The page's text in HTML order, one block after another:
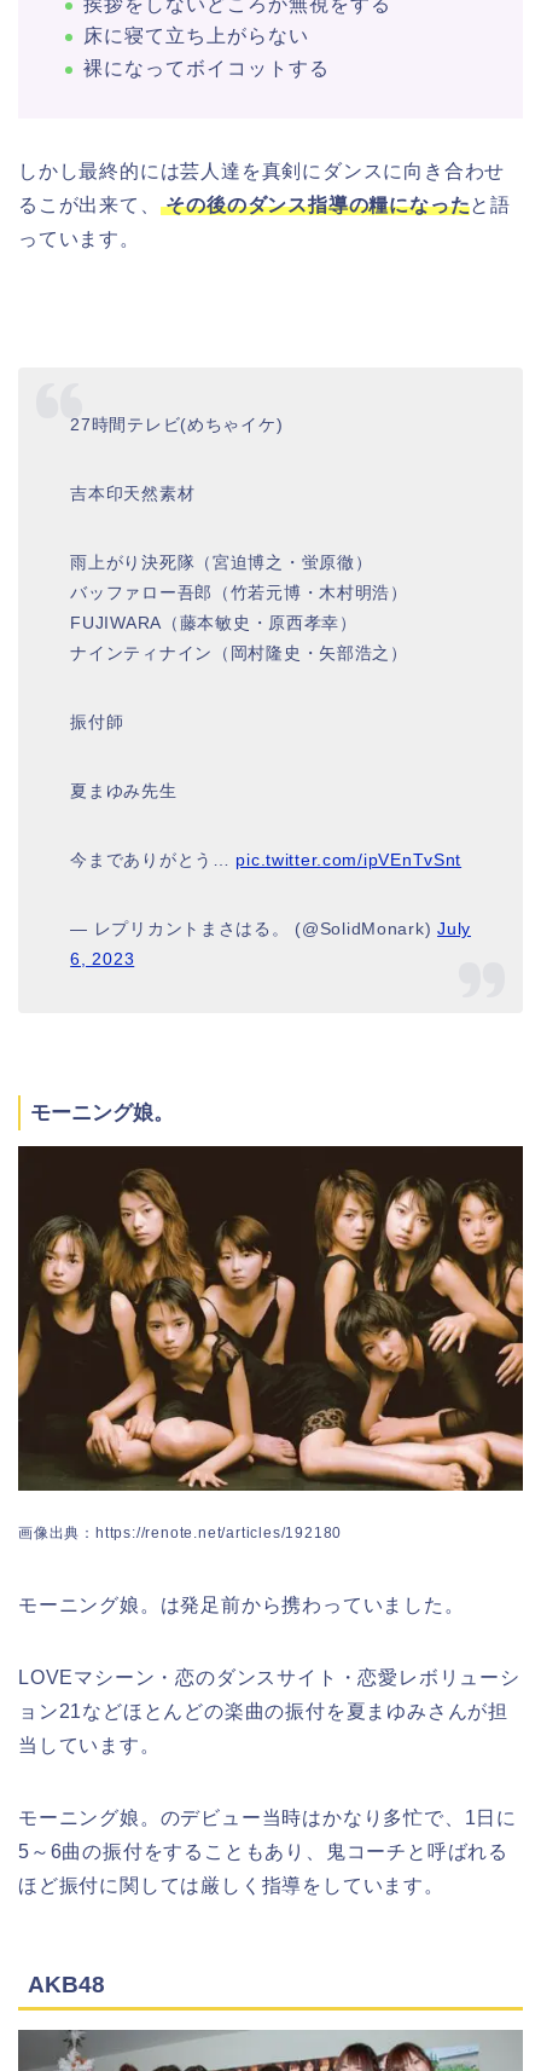
床に寝て立ち上がらない
裸になってボイコットする
しかし最終的には芸人達を真剣にダンスに向き合わせ
るこが出来て、 その後のダンス指導の糧になったと語
っています。
27時間テレビ(めちゃイケ)
吉本印天然素材
雨上がり決死隊（宮迫博之・蛍原徹）
バッファロー吾郎（竹若元博・木村明浩）
FUJIWARA（藤本敏史・原西孝幸）
ナインティナイン（岡村隆史・矢部浩之）
振付師
夏まゆみ先生
今までありがとう… pic.twitter.com/ipVEnTvSnt
— レプリカントまさはる。 (@SolidMonark)July
6, 2023
モーニング娘。
画像出典：https://renote.net/articles/192180
モーニング娘。は発足前から携わっていました。
LOVEマシーン・恋のダンスサイト・恋愛レボリューシ
ョン21などほとんどの楽曲の振付を夏まゆみさんが担
当しています。
モーニング娘。のデビュー当時はかなり多忙で、1日に
5～6曲の振付をすることもあり、鬼コーチと呼ばれる
ほど振付に関しては厳しく指導をしています。
AKB48